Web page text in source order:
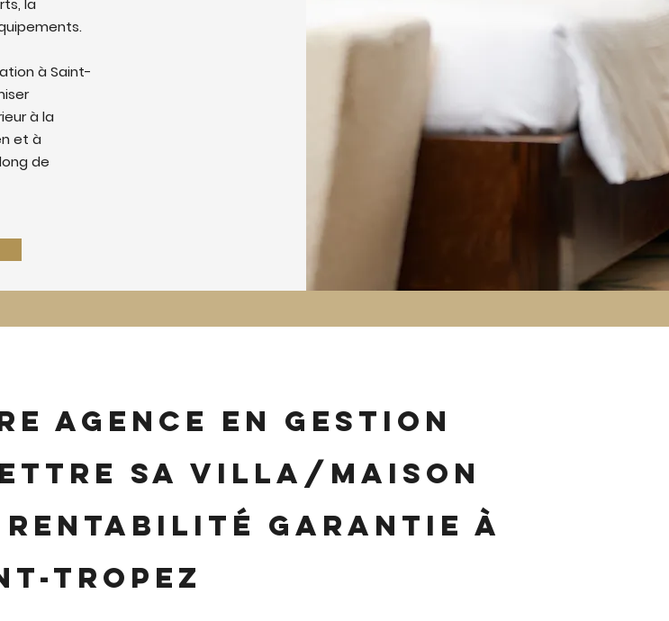
la
à Saint-
à la
et à
de
agence en gestion
sa villa/maison
rentabilité garantie à
Tropez